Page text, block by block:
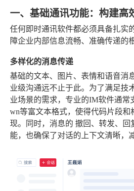
一、基础通讯功能：构建高
任何即时通讯软件都必须具备扎实
障企业内部信息流畅、准确传递的
多样化的消息传递
基础的文本、图片、表情和语音消
业级沟通远不止于此。为了满足技
业场景的需求，专业的IM软件通常
wn等富文本格式，使得代码片段和
现。同时，消息的 撤回、转发、回
能，也确保了对话的上下文清晰，